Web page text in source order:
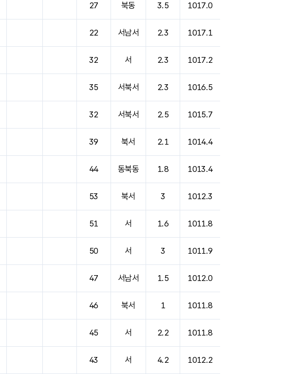
27 북동 3.5 1017.0
22 서남서 2.3 1017.1
32 서 2.3 1017.2
35 서북서 2.3 1016.5
32 서북서 2.5 1015.7
39 북서 2.1 1014.4
44 동북동 1.8 1013.4
53 북서 3 1012.3
51 서 1.6 1011.8
50 서 3 1011.9
47 서남서 1.5 1012.0
46 북서 1 1011.8
45 서 2.2 1011.8
43 서 4.2 1012.2